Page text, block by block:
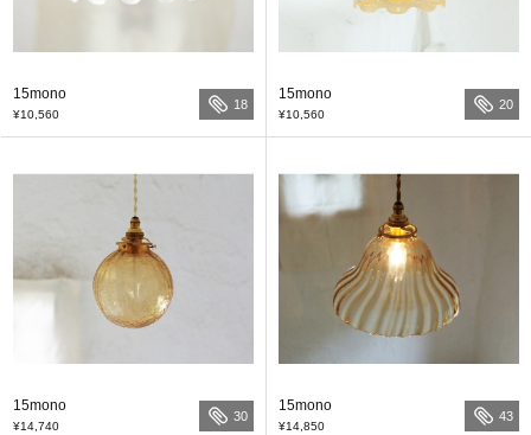
15mono
¥10,560
18
15mono
¥10,560
20
15mono
¥14,740
30
15mono
¥14,850
43